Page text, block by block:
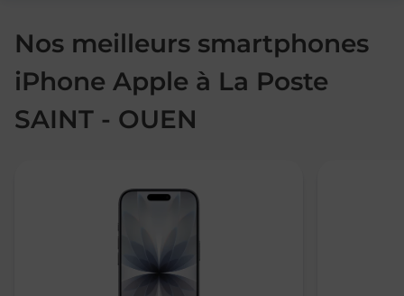
Nos meilleurs smartphones
iPhone Apple à La Poste
SAINT - OUEN